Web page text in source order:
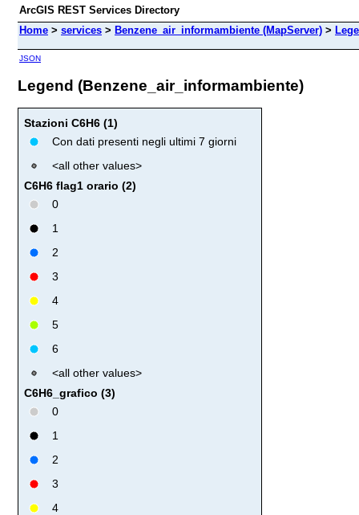
ArcGIS REST Services Directory
Home > services > Benzene_air_informambiente (MapServer) >
JSON
Legend (Benzene_air_informambiente)
Stazioni C6H6 (1)
Con dati presenti negli ultimi 7 giorni
<all other values>
C6H6 flag1 orario (2)
0
1
2
3
4
5
6
<all other values>
C6H6_grafico (3)
0
1
2
3
4